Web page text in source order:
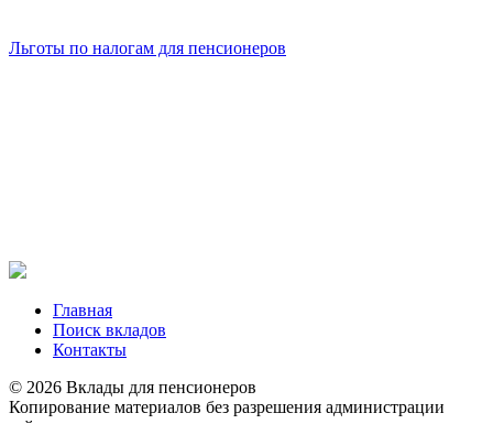
Льготы по налогам для пенсионеров
Главная
Поиск вкладов
Контакты
© 2026 Вклады для пенсионеров
Копирование материалов без разрешения администрации